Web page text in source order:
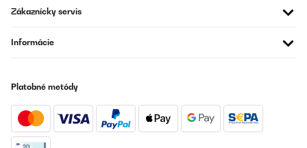
Ersatz für Kuhmilch für den Kaffee), sowie Reis und Hafer. Die
durcherhitzt ist, ist sie auch länger im Kühlschrank haltbar.Sehr
gut ist auch die automatische Reinigung nach jedem Durchgang
Ablauf aber eher halbautomatisch, weil man nach dem Ende der
Milchbereitung den Milchbehälter (übrigens aus schwerem
massiven Glas, also kein Plastikschrott!) entfernen muss, bevor
dann die Maschine mit der Reinigung weitermacht. Denn das
Reinigungswasser wird in einen kleinen Behälter unter der
Milchkanne abgelassen.Die Reinigung läuft zwar schon
Zákaznícky servis
Informácie
Platobné metódy